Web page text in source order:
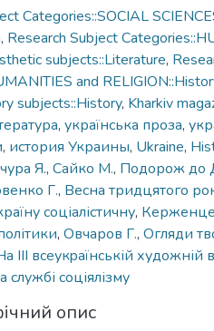
Categories::SOCIAL
, Research Subject
subjects::Literature,
and
subjects::History, Kharkiv
, українська проза,
, история Украины, Ukraine,
Я., Сайко М., Подорож до
Г., Весна тридцятого
соціалістичну,
, Овчаров Г., Огляди
III всеукpaїнській художній
службі соціялізму
опис